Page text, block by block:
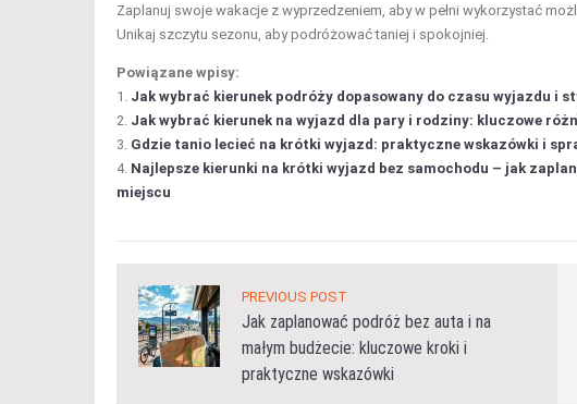
Zaplanuj swoje wakacje z wyprzedzeniem, aby w pełni wykorzystać
Unikaj szczytu sezonu, aby podróżować taniej i spokojniej.
Powiązane wpisy:
Jak wybrać kierunek podróży dopasowany do czasu wyjazdu i
Jak wybrać kierunek na wyjazd dla pary i rodziny: kluczowe
Gdzie tanio lecieć na krótki wyjazd: praktyczne wskazówki i
Najlepsze kierunki na krótki wyjazd bez samochodu – jak
miejscu
PREVIOUS POST
Jak zaplanować podróż bez auta i na
małym budżecie: kluczowe kroki i
praktyczne wskazówki